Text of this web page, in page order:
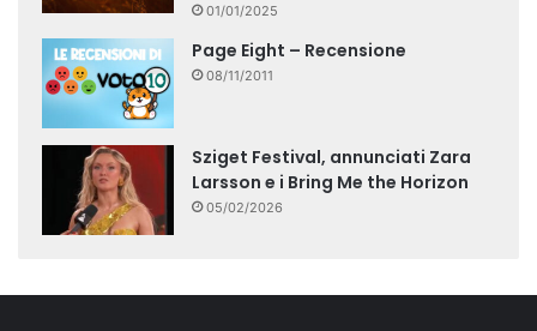
01/01/2025
Page Eight – Recensione
08/11/2011
Sziget Festival, annunciati Zara
Larsson e i Bring Me the Horizon
05/02/2026